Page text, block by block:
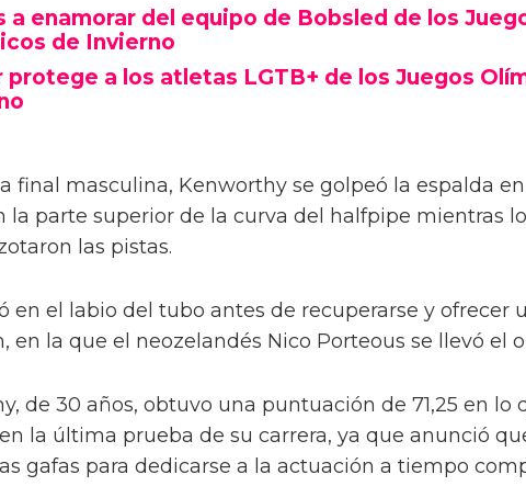
a enamorar del equipo de Bobsled de los
de Invierno
protege a los atletas LGTB+ de los Juegos
final masculina, Kenworthy se golpeó la espalda
la parte superior de la curva del halfpipe mientras
las pistas.
en el labio del tubo antes de recuperarse y ofrecer
en la que el neozelandés Nico Porteous se llevó el
de 30 años, obtuvo una puntuación de 71,25 en lo
la última prueba de su carrera, ya que anunció
gafas para dedicarse a la actuación a tiempo